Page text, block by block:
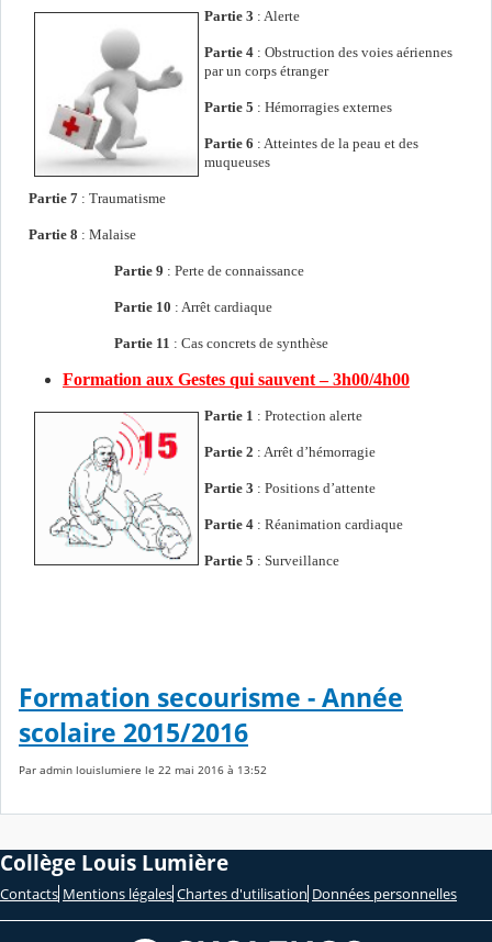
Partie3 : Alerte
Partie 4 : Obstruction des voies aériennes
par un corps étranger
Partie 5 : Hémorragies externes
Partie 6 : Atteintes de la peau et des
muqueuses
Partie 7 : Traumatisme
Partie 8 : Malaise
Partie 9 : Perte de connaissance
Partie 10 : Arrêt cardiaque
Partie 11 : Cas concrets de synthèse
Formation aux Gestes qui sauvent – 3h00/4h00
Partie 1 : Protection alerte
Partie 2 : Arrêt d’hémorragie
Partie 3 : Positions d’attente
Partie 4 : Réanimation cardiaque
Partie 5 : Surveillance
Formation secourisme - Année
scolaire 2015/2016
Par admin louislumiere le 22 mai 2016 à 13:52
Collège Louis Lumière
Contacts Mentions légales Chartes d'utilisation Données personnelles